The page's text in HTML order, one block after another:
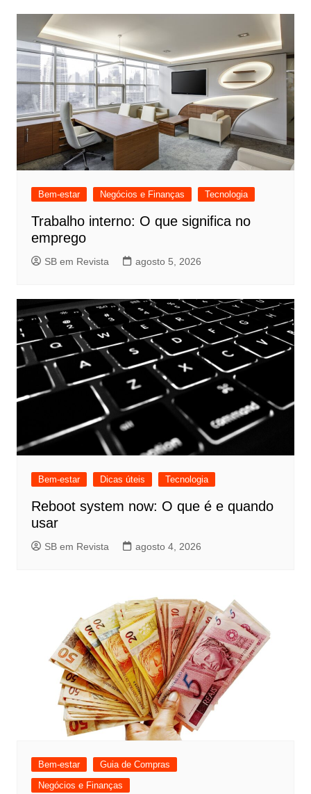
Bem-estar Negócios e Finanças Tecnologia
Trabalho interno: O que significa no
emprego
SB em Revista agosto 5, 2026
Bem-estar Dicas úteis Tecnologia
Reboot system now: O que é e quando
usar
SB em Revista agosto 4, 2026
Bem-estar
Guia de Compras
Negócios e Finanças